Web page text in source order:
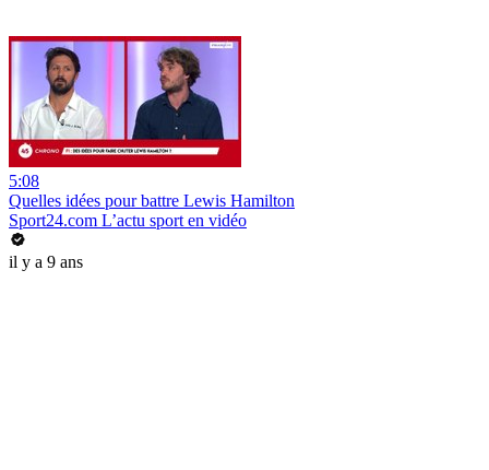
5:08
Quelles idées pour battre Lewis Hamilton
Sport24.com L’actu sport en vidéo
il y a 9 ans